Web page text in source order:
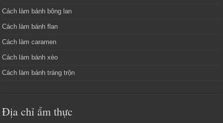
Cách làm bánh bông lan
Cách làm bánh flan
Cách làm caramen
Cách làm bánh xèo
Cách làm bánh tráng trộn
Địa chỉ ẩm thực